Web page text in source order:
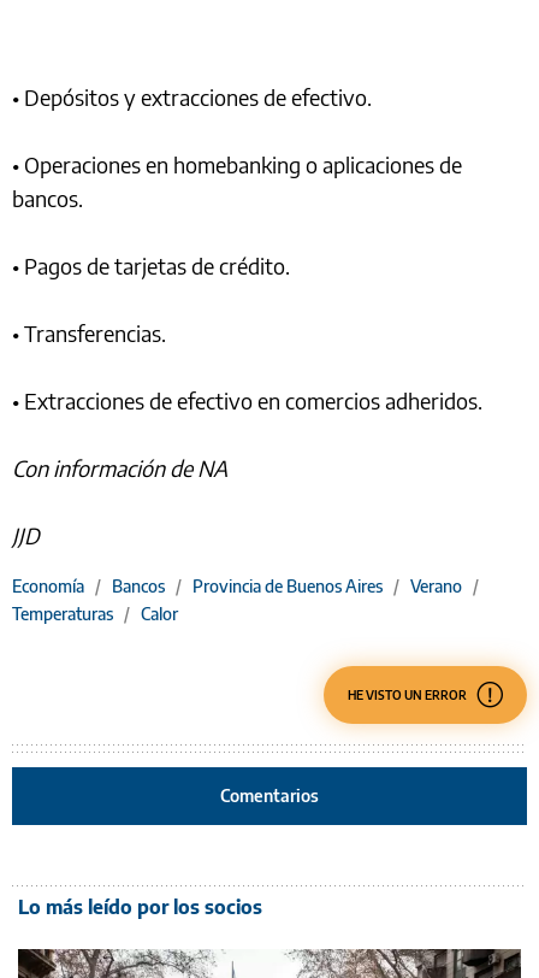
• Depósitos y extracciones de efectivo.
• Operaciones en homebanking o aplicaciones de
bancos.
• Pagos de tarjetas de crédito.
• Transferencias.
• Extracciones de efectivo en comercios adheridos.
Con información de NA
JJD
Economía / Bancos / Provincia de Buenos Aires / Verano /
Temperaturas / Calor
HE VISTO UN ERROR
Comentarios
Lo más leído por los socios